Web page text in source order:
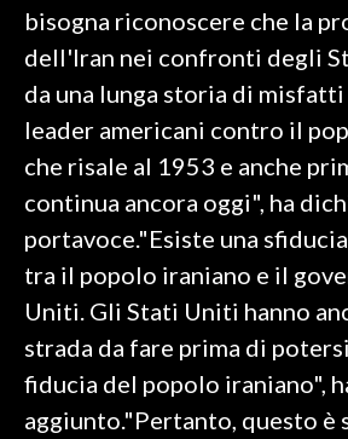
SPETTACOLI
GOSSIP
SALUTE
SARDEGNA TURISMO
bisogna riconoscere che la
dell'Iran nei confronti degli
da una lunga storia di misfatti
leader americani contro il
che risale al 1953 e anche
continua ancora oggi", ha
portavoce."Esiste una
tra il popolo iraniano e il
Uniti. Gli Stati Uniti hanno
strada da fare prima di
fiducia del popolo iraniano",
aggiunto."Pertanto, questo è